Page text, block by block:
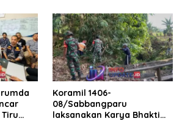
Koramil 1406-
08/Sabbangparu
laksanakan Karya Bhakti